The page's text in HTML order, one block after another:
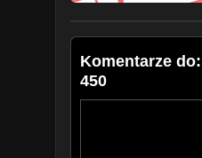
Komentarze
450